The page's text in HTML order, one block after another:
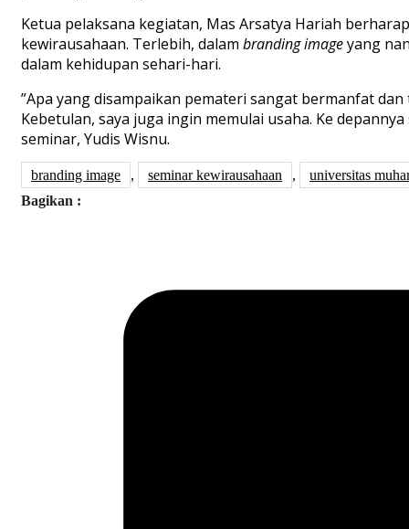
Ketua pelaksana kegiatan, Mas Arsatya Hariah
kewirausahaan. Terlebih, dalam brandingimageyang
dalam kehidupan sehari-hari.
”Apa yang disampaikan pemateri sangat bermanfat
Kebetulan, saya juga ingin memulai usaha. Ke
seminar, Yudis Wisnu.
branding image , seminar kewirausahaan ,
universitas
Bagikan :